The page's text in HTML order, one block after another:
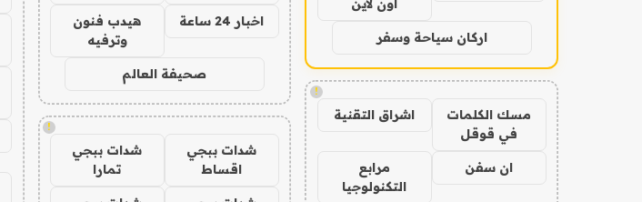
اون لاين
اركان سياحة وسفر
!
مسك الكلمات
في قوقل
اشراق التقنية
ان سفن
مرابع
التكنولوجيا
اخبار 24 ساعة
هيدب فنون
وترفيه
صحيفة العالم
!
شدات ببجي
اقساط
شدات ببجي
تمارا